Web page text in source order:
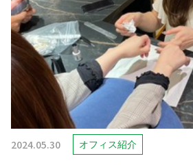
2024.05.30 オフィス紹介